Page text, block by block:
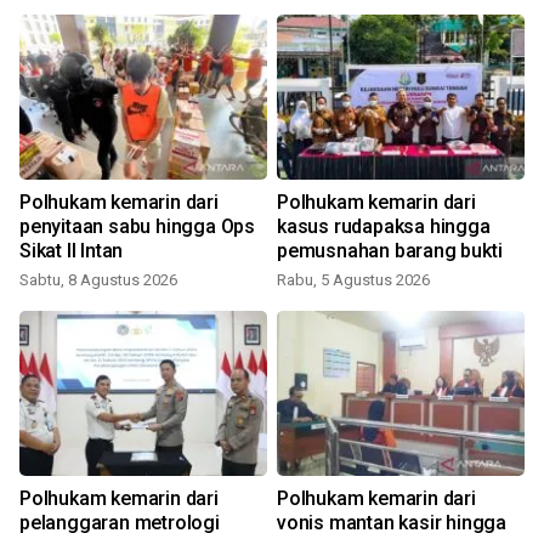
Polhukam kemarin dari
penyitaan sabu hingga Ops
Sikat II Intan
Sabtu, 8 Agustus 2026
Polhukam kemarin dari
kasus rudapaksa hingga
pemusnahan barang bukti
Rabu, 5 Agustus 2026
Polhukam kemarin dari
pelanggaran metrologi
Polhukam kemarin dari
vonis mantan kasir hingga